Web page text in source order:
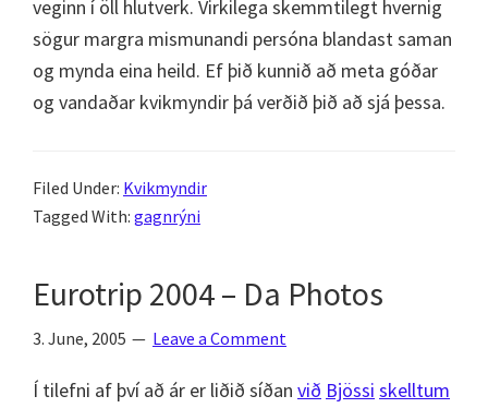
veginn í öll hlutverk. Virkilega skemmtilegt hvernig
sögur margra mismunandi persóna blandast saman
og mynda eina heild. Ef þið kunnið að meta góðar
og vandaðar kvikmyndir þá verðið þið að sjá þessa.
Filed Under: Kvikmyndir
Tagged With: gagnrýni
Eurotrip 2004 – Da Photos
3. June, 2005 Leave a Comment
Í tilefni af því að ár er liðið síðan við Bjössi skelltum